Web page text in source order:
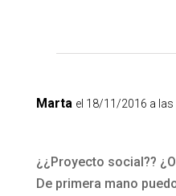
Marta el 18/11/2016 a las
¿¿Proyecto social??
De primera mano